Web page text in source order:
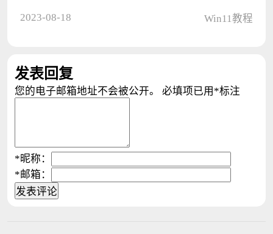
进????
2023-08-18 Win11教程
发表回复
您的电子邮箱地址不会被公开。 必填项已用 *标注
*昵称：
*邮箱：